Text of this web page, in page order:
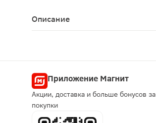
Описание
Приложение Магнит
Акции, доставка и больше бонусов за
покупки